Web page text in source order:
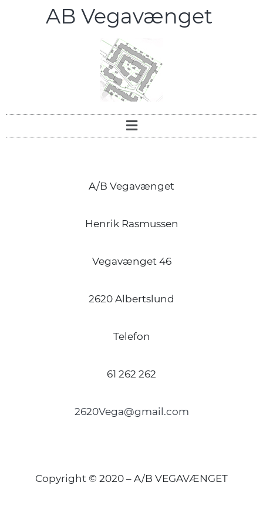
AB Vegavænget
A/B Vegavænget
Henrik Rasmussen
Vegavænget 46
2620 Albertslund
Telefon
61 262 262
2620Vega@gmail.com
Copyright © 2020 – A/B VEGAVÆNGET